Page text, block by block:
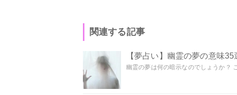
関連する記事
【夢占い】幽霊の夢の意味
幽霊の夢は何の暗示なのでしょうか？